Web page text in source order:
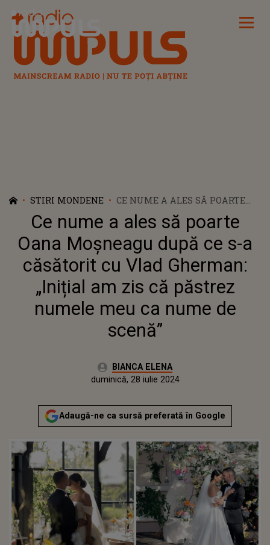
Radio Impuls
STIRI MONDENE
CE NUME A ALES SĂ POARTE
OANA MOȘNEAGU DUPĂ CE S-A
CĂSĂTORIT CU VLAD
GHERMAN: „INIȚIAL AM ZIS CĂ
PĂSTREZ NUMELE MEU CA
NUME DE SCENĂ”
Ce nume a ales să poarte
Oana Moșneagu după ce s-a
căsătorit cu Vlad Gherman:
„Inițial am zis că păstrez
numele meu ca nume de
scenă”
Autor:BIANCA ELENA
Publicat:
duminică, 28 iulie 2024
Adaugă-ne ca sursă preferată în Google